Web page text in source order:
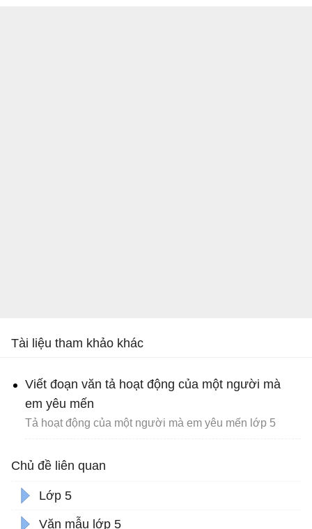
Tài liệu tham khảo khác
Viết đoạn văn tả hoạt động của một người mà
em yêu mến
Tả hoạt động của một người mà em yêu mến lớp 5
Chủ đề liên quan
Lớp 5
Văn mẫu lớp 5